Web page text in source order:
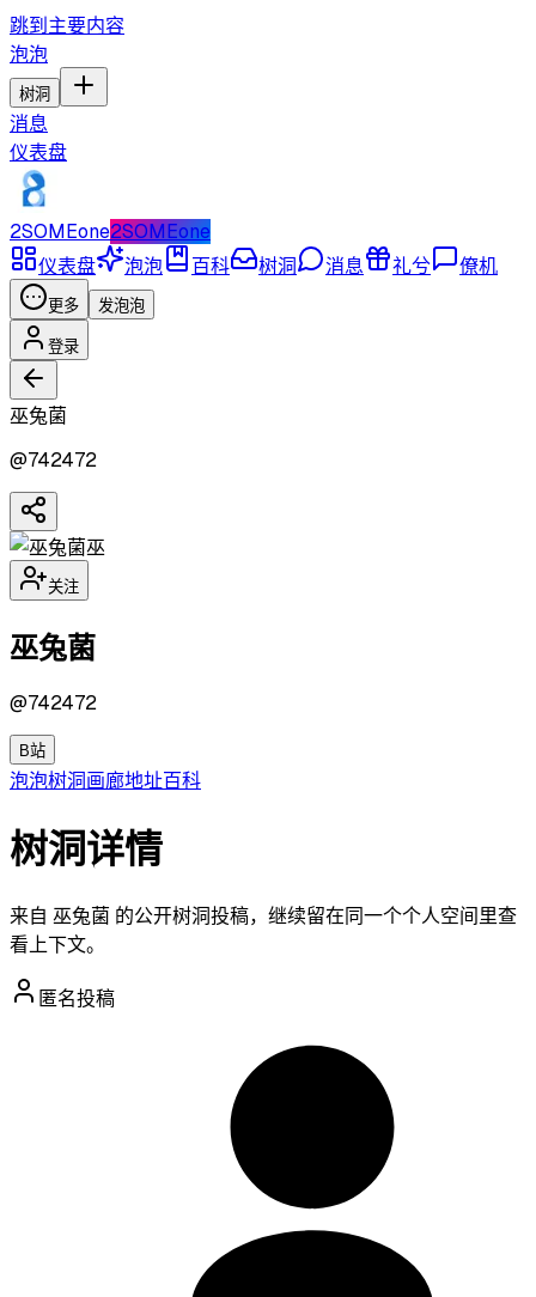
跳到主要内容
泡泡
树洞
消息
仪表盘
2SOMEone2SOMEone
仪表盘
泡泡 百科 树洞 消息 礼兮 僚机
更多 发泡泡
登录
巫兔菌
@742472
巫
关注
巫兔菌
@742472
B站
泡泡树洞画廊地址百科
树洞详情
来自 巫兔菌 的公开树洞投稿，继续留在同一个个人空间里查
看上下文。
匿名投稿